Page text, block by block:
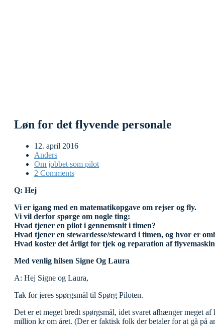
Løn for det flyvende personale
12. april 2016
Anders
Om jobbet som pilot
2 Comments
Q: Hej
Vi er igang med en matematikopgave om rejser og fly.
Vi vil derfor spørge om nogle ting:
Hvad tjener en pilot i gennemsnit i timen?
Hvad tjener en stewardesse/steward i timen, og hvor er
Hvad koster det årligt for tjek og reparation af
Med venlig hilsen Signe Og Laura
A: Hej Signe og Laura,
Tak for jeres spørgsmål til Spørg Piloten.
Det er et meget bredt spørgsmål, idet svaret afhænger meget
million kr om året. (Der er faktisk folk der betaler for at gå på